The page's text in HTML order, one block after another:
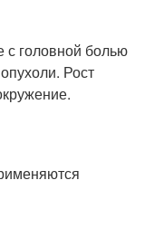
с головной болью
Рост